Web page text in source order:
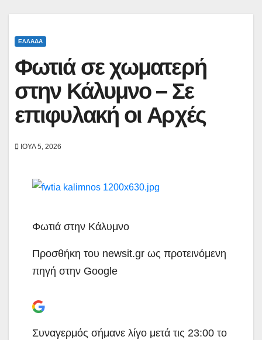
ΕΛΛΆΔΑ
Φωτιά σε χωματερή
στην Κάλυμνο – Σε
επιφυλακή οι Αρχές
ΙΟΎΛ 5, 2026
Φωτιά στην Κάλυμνο
Προσθήκη του newsit.gr ως προτεινόμενη
πηγή στην Google
Συναγερμός σήμανε λίγο μετά τις 23:00 το